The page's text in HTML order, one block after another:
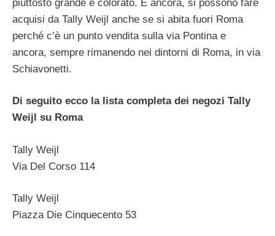
piuttosto grande e colorato. E ancora, si possono fare
acquisi da Tally Weijl anche se si abita fuori Roma
perché c’è un punto vendita sulla via Pontina e
ancora, sempre rimanendo nei dintorni di Roma, in via
Schiavonetti.
Di seguito ecco la lista completa dei negozi Tally
Weijl su Roma
Tally Weijl
Via Del Corso 114
Tally Weijl
Piazza Die Cinquecento 53